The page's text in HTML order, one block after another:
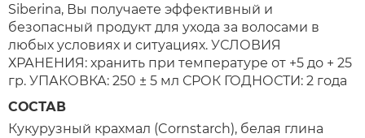
Siberina, Вы получаете эффективный и
безопасный продукт для ухода за волосами в
любых условиях и ситуациях. УСЛОВИЯ
ХРАНЕНИЯ: хранить при температуре от +5 до + 25
гр. УПАКОВКА: 250 ± 5 мл СРОК ГОДНОСТИ: 2 года
СОСТАВ
Кукурузный крахмал (Cornstarch), белая глина